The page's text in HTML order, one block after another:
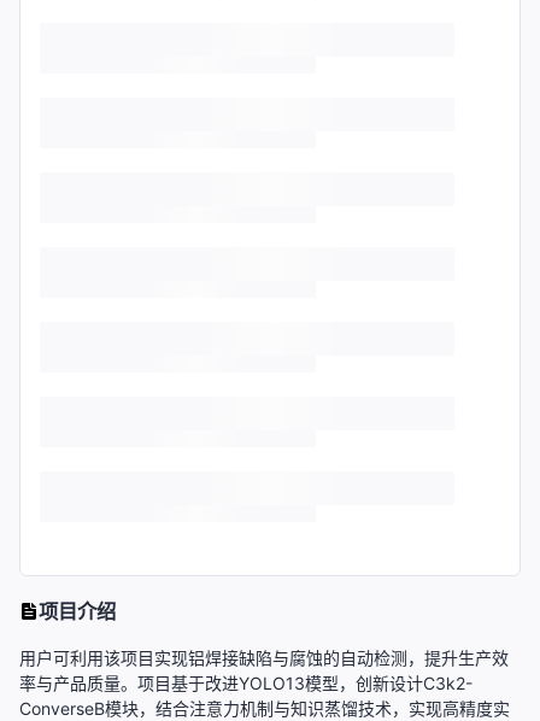
项目介绍
用户可利用该项目实现铝焊接缺陷与腐蚀的自动检测，提升生产效
率与产品质量。项目基于改进YOLO13模型，创新设计C3k2-
ConverseB模块，结合注意力机制与知识蒸馏技术，实现高精度实